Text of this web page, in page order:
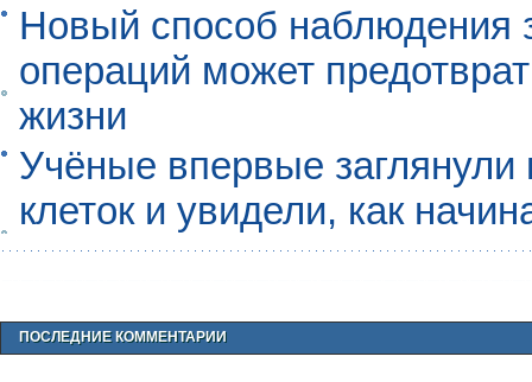
Новый способ наблюдения
операций может
жизни
Учёные впервые
клеток и увидели, как
ПОСЛЕДНИЕ КОММЕНТАРИИ